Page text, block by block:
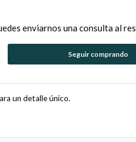
enviarnos una consulta al
Seguir comprando
un detalle único.